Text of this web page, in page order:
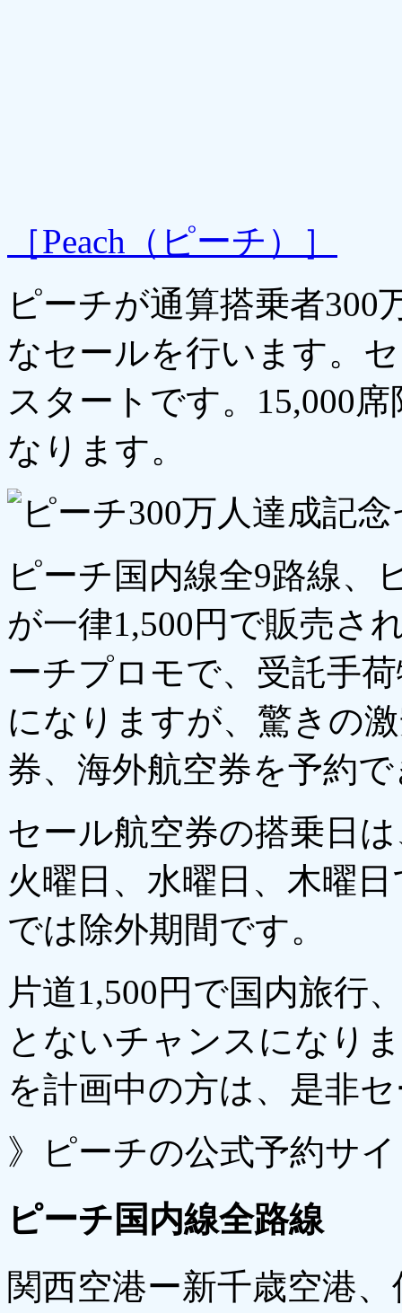
［Peach（ピーチ）］
ピーチが通算搭乗者300
なセールを行います。
スタートです。15,000
なります。
ピーチ国内線全9路線、
が一律1,500円で販売さ
ーチプロモで、受託手
になりますが、驚きの
券、海外航空券を予約
セール航空券の搭乗日
火曜日、水曜日、木曜
では除外期間です。
片道1,500円で国内旅行
とないチャンスになり
を計画中の方は、是非
》ピーチの公式予約サ
ピーチ国内線全路線
関西空港ー新千歳空港